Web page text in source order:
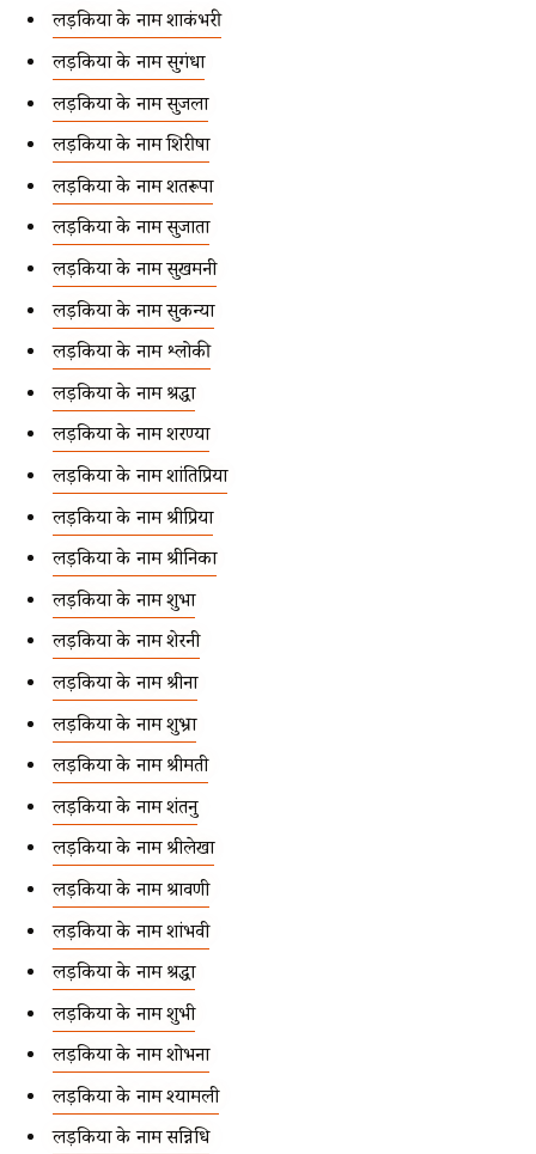
लड़कियों के नाम शाकंभरी
लड़कियों के नाम सुगंधा
लड़कियों के नाम सुजला
लड़कियों के नाम शिरीषा
लड़कियों के नाम शतरूपा
लड़कियों के नाम सुजाता
लड़कियों के नाम सुखमनी
लड़कियों के नाम सुकन्या
लड़कियों के नाम श्लोकी
लड़कियों के नाम श्रद्धा
लड़कियों के नाम शरण्या
लड़कियों के नाम शांतिप्रिया
लड़कियों के नाम श्रीप्रिया
लड़कियों के नाम श्रीनिका
लड़कियों के नाम शुभा
लड़कियों के नाम शेरनी
लड़कियों के नाम श्रीना
लड़कियों के नाम शुभ्रा
लड़कियों के नाम श्रीमती
लड़कियों के नाम शंतनु
लड़कियों के नाम श्रीलेखा
लड़कियों के नाम श्रावणी
लड़कियों के नाम शांभवी
लड़कियों के नाम श्रद्धा
लड़कियों के नाम शुभी
लड़कियों के नाम शोभना
लड़कियों के नाम श्यामली
लड़कियों के नाम सन्निधि